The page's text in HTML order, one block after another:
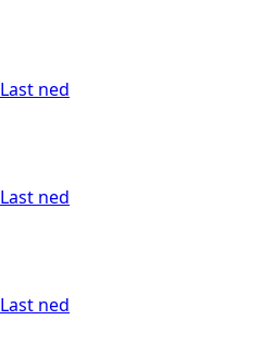
Last ned
Last ned
Last ned